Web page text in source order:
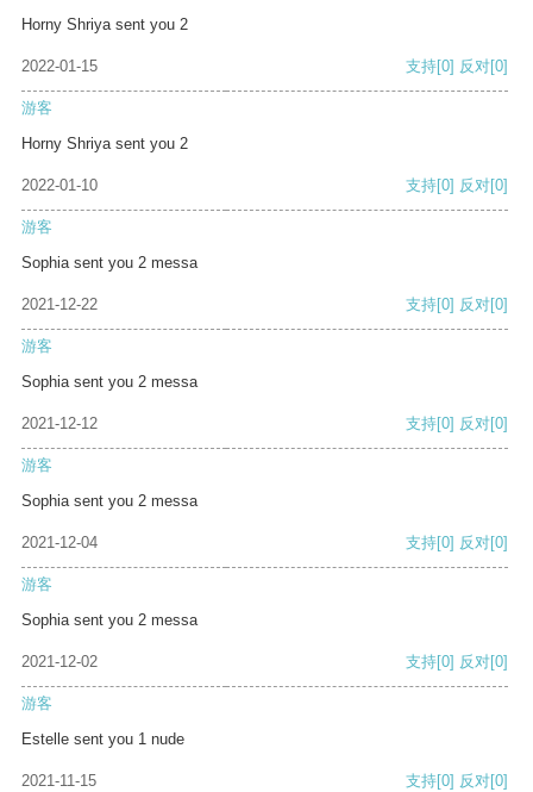
Horny Shriya sent you 2
2022-01-15 支持[0] 反对[0]
游客
Horny Shriya sent you 2
2022-01-10 支持[0] 反对[0]
游客
Sophia sent you 2 messa
2021-12-22 支持[0] 反对[0]
游客
Sophia sent you 2 messa
2021-12-12 支持[0] 反对[0]
游客
Sophia sent you 2 messa
2021-12-04 支持[0] 反对[0]
游客
Sophia sent you 2 messa
2021-12-02 支持[0] 反对[0]
游客
Estelle sent you 1 nude
2021-11-15 支持[0] 反对[0]